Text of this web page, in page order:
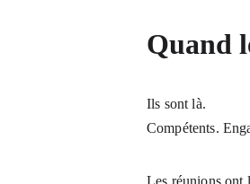
Quand
Ils sont là.
Compétents.
Les réunions ont